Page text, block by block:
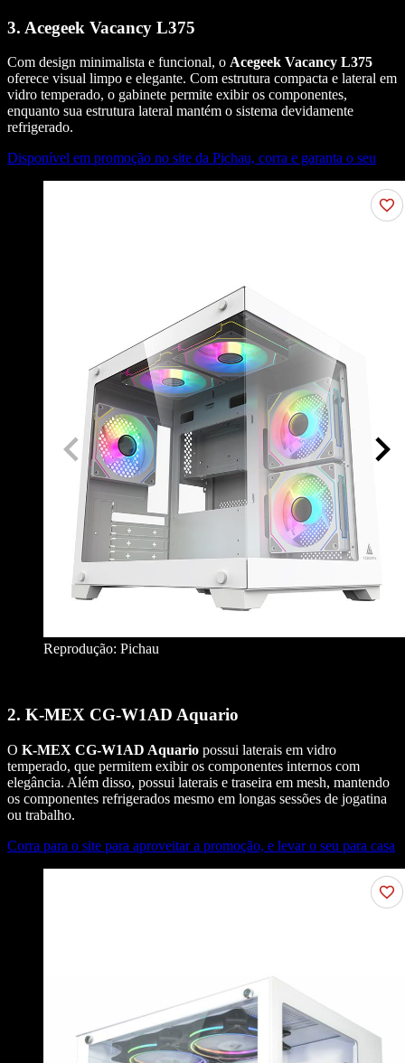
3. Acegeek Vacancy L375
Com design minimalista e funcional, o Acegeek Vacancy L375
oferece visual limpo e elegante. Com estrutura compacta e lateral em
vidro temperado, o gabinete permite exibir os componentes,
enquanto sua estrutura lateral mantém o sistema devidamente
refrigerado.
Disponível em promoção no site da Pichau, corra e garanta o seu
Reprodução: Pichau
2. K-MEX CG-W1AD Aquario
O K-MEX CG-W1AD Aquario possui laterais em vidro
temperado, que permitem exibir os componentes internos com
elegância. Além disso, possui laterais e traseira em mesh, mantendo
os componentes refrigerados mesmo em longas sessões de jogatina
ou trabalho.
Corra para o site para aproveitar a promoção, e levar o seu para casa